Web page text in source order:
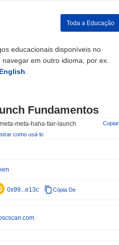
Toda a Educação
educacionais disponíveis no
navegar em outro idioma, por ex.
English.
Fundamentos
meta-haha-fair-launch
Copiar
como usá-lo
0x99...e13c Cópia De